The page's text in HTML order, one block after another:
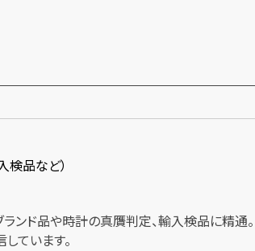
検品など）
ンド品や時計の真贋判定、輸入検品に精通。
ています。